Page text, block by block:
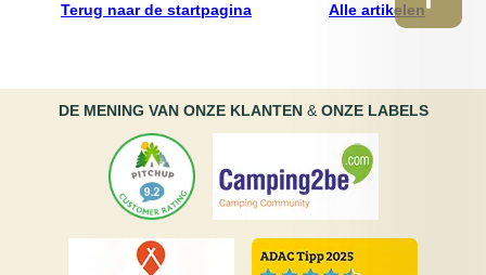
Terug naar de startpagina Alle artikelen
DE MENING VAN ONZE KLANTEN& ONZE LABELS